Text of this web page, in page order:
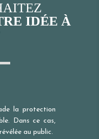
IDÉE À
la protection
Dans ce cas,
au public.